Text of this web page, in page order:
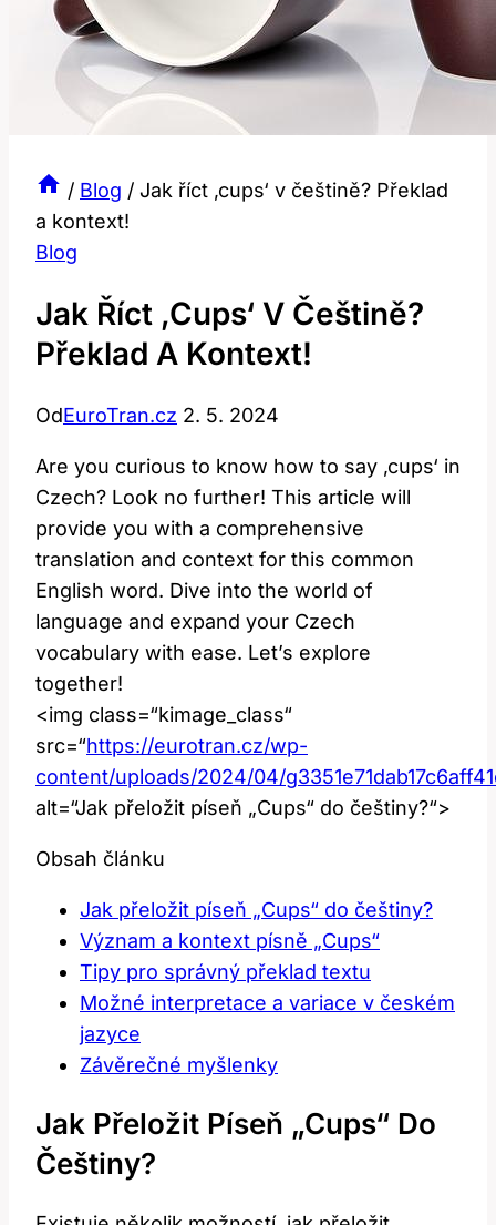
/ Blog / Jak říct ‚cups‘ v češtině? Překlad
a kontext!
Blog
Jak Říct ‚cups‘ V Češtině?
Překlad A Kontext!
OdEuroTran.cz 2. 5. 2024
Are you curious to know how to say ‚cups‘ in
Czech? Look no further! This article will
provide you with a comprehensive
translation and context for this common
English word. Dive into the world of
language and expand your Czech
vocabulary with ease. Let’s explore
together!
<img class=“kimage_class“
src=“https://eurotran.cz/wp-
content/uploads/2024/04/
alt=“Jak přeložit píseň „Cups“ do češtiny?“>
Obsah článku
Jak přeložit píseň „Cups“ do češtiny?
Význam a kontext písně „Cups“
Tipy pro správný překlad textu
Možné interpretace a variace v českém
jazyce
Závěrečné myšlenky
Jak Přeložit Píseň „Cups“ Do
Češtiny?